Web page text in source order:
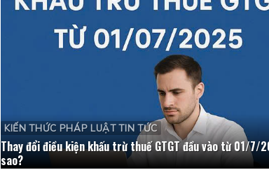
KIẾN THỨC PHÁP LUẬT TIN TỨC
Thay đổi điều kiện khấu trừ thuế GTGT đầu vào từ 01/7/
sao?